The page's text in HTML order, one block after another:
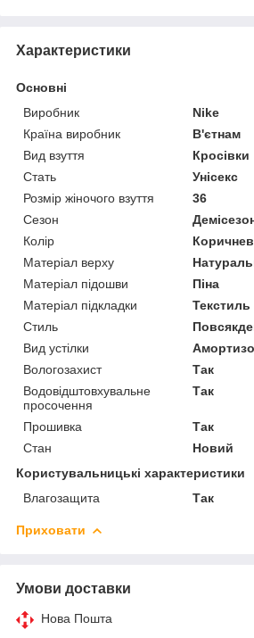
Характеристики
Основні
Виробник
Nike
Країна виробник
В'єтнам
Вид взуття
Кросівки
Стать
Унісекс
Розмір жіночого взуття
36
Сезон
Колір
Матеріал верху
Матеріал підошви
Піна
Матеріал підкладки
Текстиль
Стиль
Вид устілки
Вологозахист
Так
Водовідштовхувальне
просочення
Так
Прошивка
Так
Стан
Новий
Користувальницькі характеристики
Влагозащита
Так
Приховати
Умови доставки
Нова Пошта